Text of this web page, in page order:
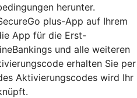
herunter.
plus-App auf Ihrem
App für die Erst-
und alle weiteren
erhalten Sie per
Aktivierungscodes wird Ihr